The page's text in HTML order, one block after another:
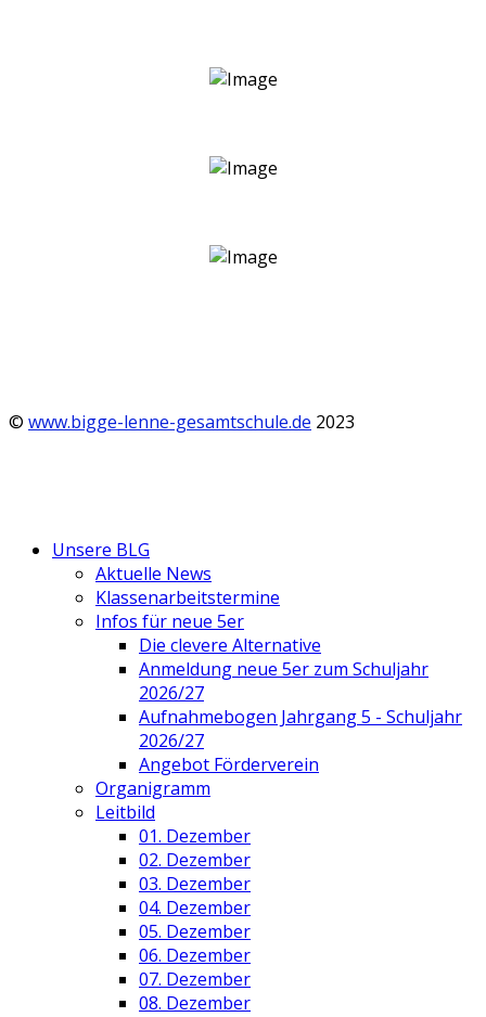
© www.bigge-lenne-gesamtschule.de 2023
Unsere BLG
Aktuelle News
Klassenarbeitstermine
Infos für neue 5er
Die clevere Alternative
Anmeldung neue 5er zum Schuljahr
2026/27
Aufnahmebogen Jahrgang 5 - Schuljahr
2026/27
Angebot Förderverein
Organigramm
Leitbild
01. Dezember
02. Dezember
03. Dezember
04. Dezember
05. Dezember
06. Dezember
07. Dezember
08. Dezember